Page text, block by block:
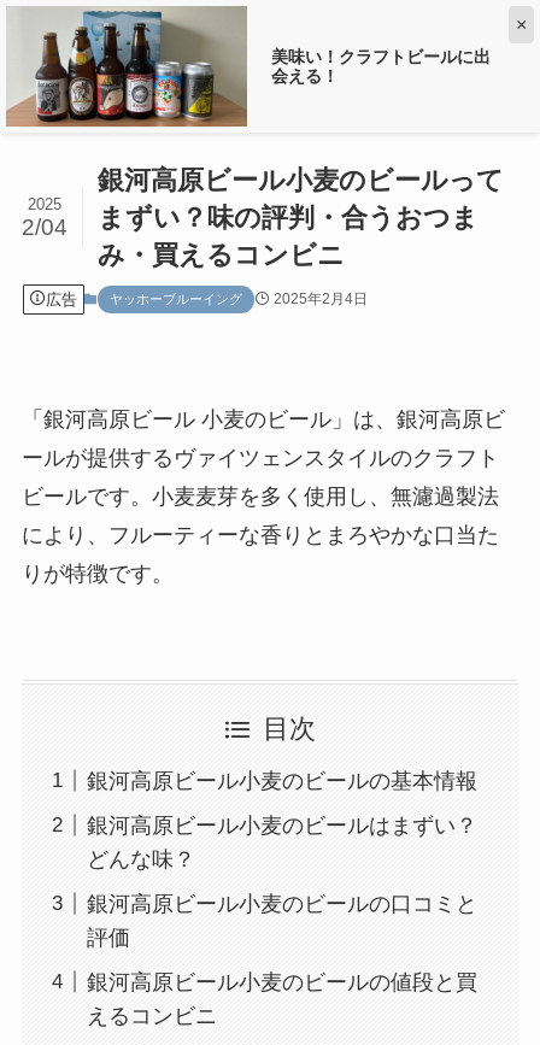
美味い！クラフトビールに出
会える！
×
ホーム ヤッホーブルーイング
銀河高原ビール小麦のビールって
まずい？味の評判・合うおつま
み・買えるコンビニ
2025
2/04
広告 ヤッホーブルーイング 2025年2月4日
「銀河高原ビール 小麦のビール」は、銀河高原ビ
ールが提供するヴァイツェンスタイルのクラフト
ビールです。小麦麦芽を多く使用し、無濾過製法
により、フルーティーな香りとまろやかな口当た
りが特徴です。
目次
銀河高原ビール小麦のビールの基本情報
銀河高原ビール小麦のビールはまずい？
どんな味？
銀河高原ビール小麦のビールの口コミと
評価
銀河高原ビール小麦のビールの値段と買
えるコンビニ